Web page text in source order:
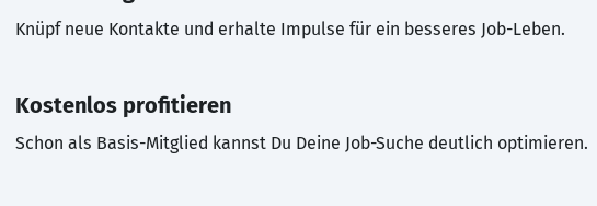
Knüpf neue Kontakte und erhalte Impulse für ein besseres Job-Leben.
Kostenlos profitieren
Schon als Basis-Mitglied kannst Du Deine Job-Suche deutlich optimieren.